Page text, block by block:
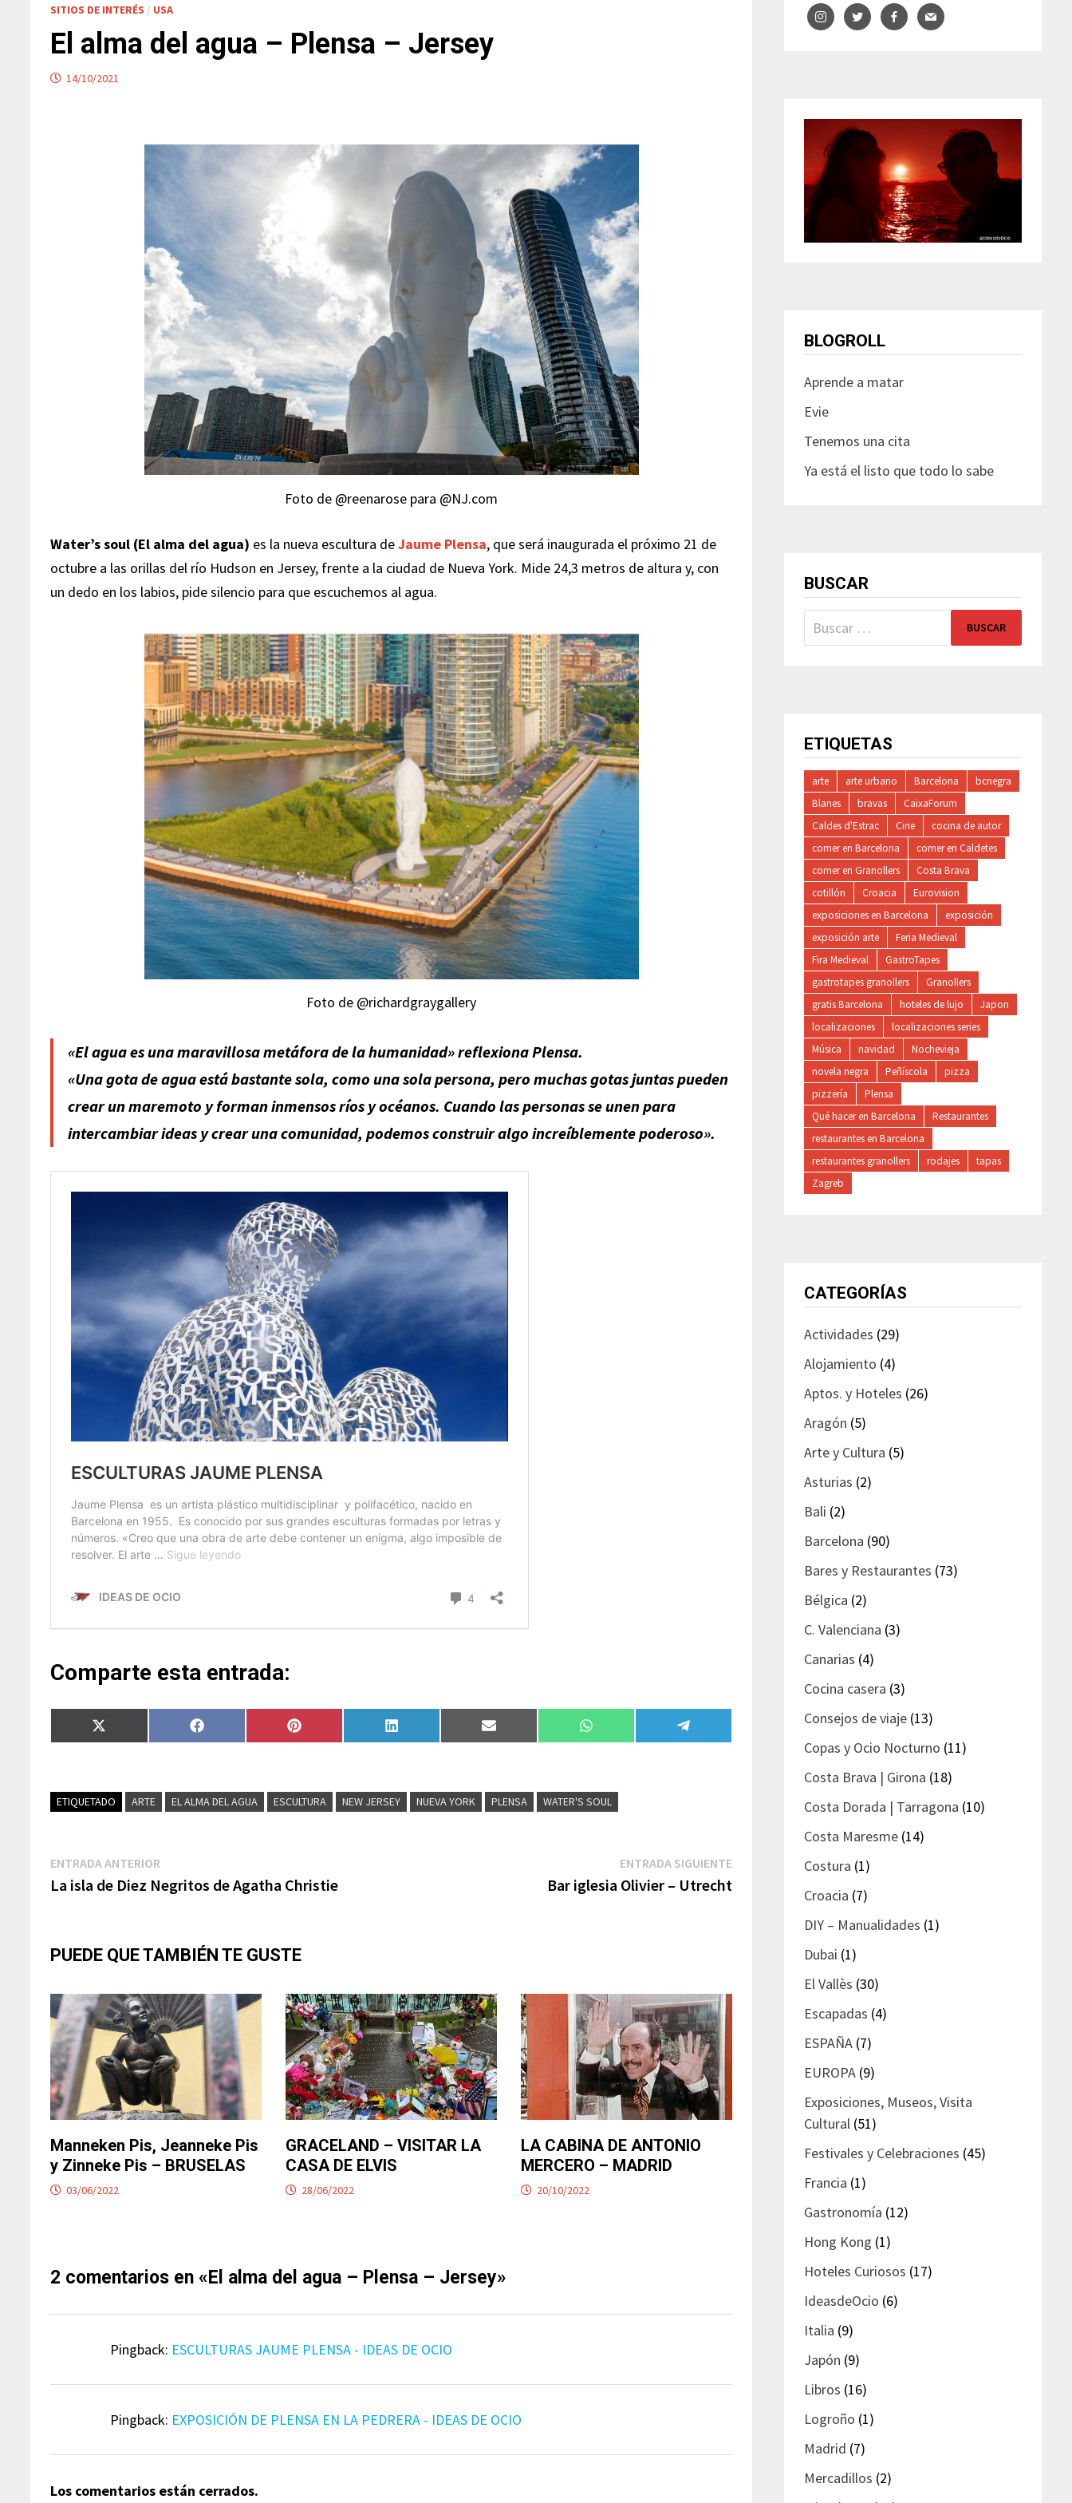
SITIOS DE INTERÉS / USA
El alma del agua – Plensa – Jersey
14/10/2021
Foto de @reenarose para @NJ.com
Water’s soul (El alma del agua) es la nueva escultura deJaume Plensa, que será inaugurada el próximo 21 de
octubre a las orillas del río Hudson en Jersey, frente a la ciudad de Nueva York. Mide 24,3 metros de altura y, con
un dedo en los labios, pide silencio para que escuchemos al agua.
Foto de @richardgraygallery
«El agua es una maravillosa metáfora de la humanidad» reflexiona Plensa.
«Una gota de agua está bastante sola, como una sola persona, pero muchas gotas juntas pueden
crear un maremoto yforman inmensos ríos y océanos. Cuando las personas se unen para
intercambiar ideas y crear una comunidad,podemos construir algo increíblemente poderoso».
Comparte esta entrada:
Compartir
en
Compartir
en
Compartir
en
Compartir
en
Compartir
en
Compartir
en
Compartir
en
ETIQUETADO ARTE EL ALMA DEL AGUA ESCULTURA NEW JERSEY NUEVA YORK PLENSA WATER'S SOUL
Navegación
de
ENTRADA ANTERIOR
anterior:
La isla de Diez Negritos de Agatha Christie
ENTRADA SIGUIENTEEntrada
Bar iglesia Olivier – Utrecht
PUEDE QUE TAMBIÉN TE GUSTE
Manneken Pis, Jeanneke Pis
y Zinneke Pis – BRUSELAS
03/06/2022
GRACELAND – VISITAR LA
CASA DE ELVIS
28/06/2022
LA CABINA DE ANTONIO
MERCERO – MADRID
20/10/2022
2 comentarios en «El alma del agua – Plensa – Jersey»
Pingback: ESCULTURAS JAUME PLENSA - IDEAS DE OCIO
Pingback: EXPOSICIÓN DE PLENSA EN LA PEDRERA - IDEAS DE OCIO
Los comentarios están cerrados.
BLOGROLL
Aprende a matar
Evie
Tenemos una cita
Ya está el listo que todo lo sabe
BUSCAR
Buscar:
ETIQUETAS
arte arte urbano Barcelona
bcnegra
Blanes
bravas
CaixaForum
Caldes d'Estrac
Cine
cocina de autor
comer en Barcelona
comer en Caldetes
comer en Granollers
Costa Brava
cotillón
Croacia
Eurovision
exposiciones en Barcelona
exposición
exposición arte
Feria Medieval
Fira Medieval
GastroTapes
gastrotapes granollers
Granollers
gratis Barcelona
hoteles de lujo
Japon
localizaciones
localizaciones series
Música
navidad
Nochevieja
novela negra
Peñíscola
pizza
pizzería
Plensa
Qué hacer en Barcelona
Restaurantes
restaurantes en Barcelona
restaurantes granollers
rodajes
tapas
Zagreb
CATEGORÍAS
Actividades (29)
Alojamiento (4)
Aptos. y Hoteles (26)
Aragón (5)
Arte y Cultura (5)
Asturias (2)
Bali (2)
Barcelona (90)
Bares y Restaurantes (73)
Bélgica (2)
C. Valenciana (3)
Canarias (4)
Cocina casera (3)
Consejos de viaje (13)
Copas y Ocio Nocturno (11)
Costa Brava | Girona (18)
Costa Dorada | Tarragona (10)
Costa Maresme (14)
Costura (1)
Croacia (7)
DIY – Manualidades (1)
Dubai (1)
El Vallès (30)
Escapadas (4)
ESPAÑA (7)
EUROPA (9)
Exposiciones, Museos, Visita
Cultural (51)
Festivales y Celebraciones (45)
Francia (1)
Gastronomía (12)
Hong Kong (1)
Hoteles Curiosos (17)
IdeasdeOcio (6)
Italia (9)
Japón (9)
Libros (16)
Logroño (1)
Madrid (7)
Mercadillos (2)